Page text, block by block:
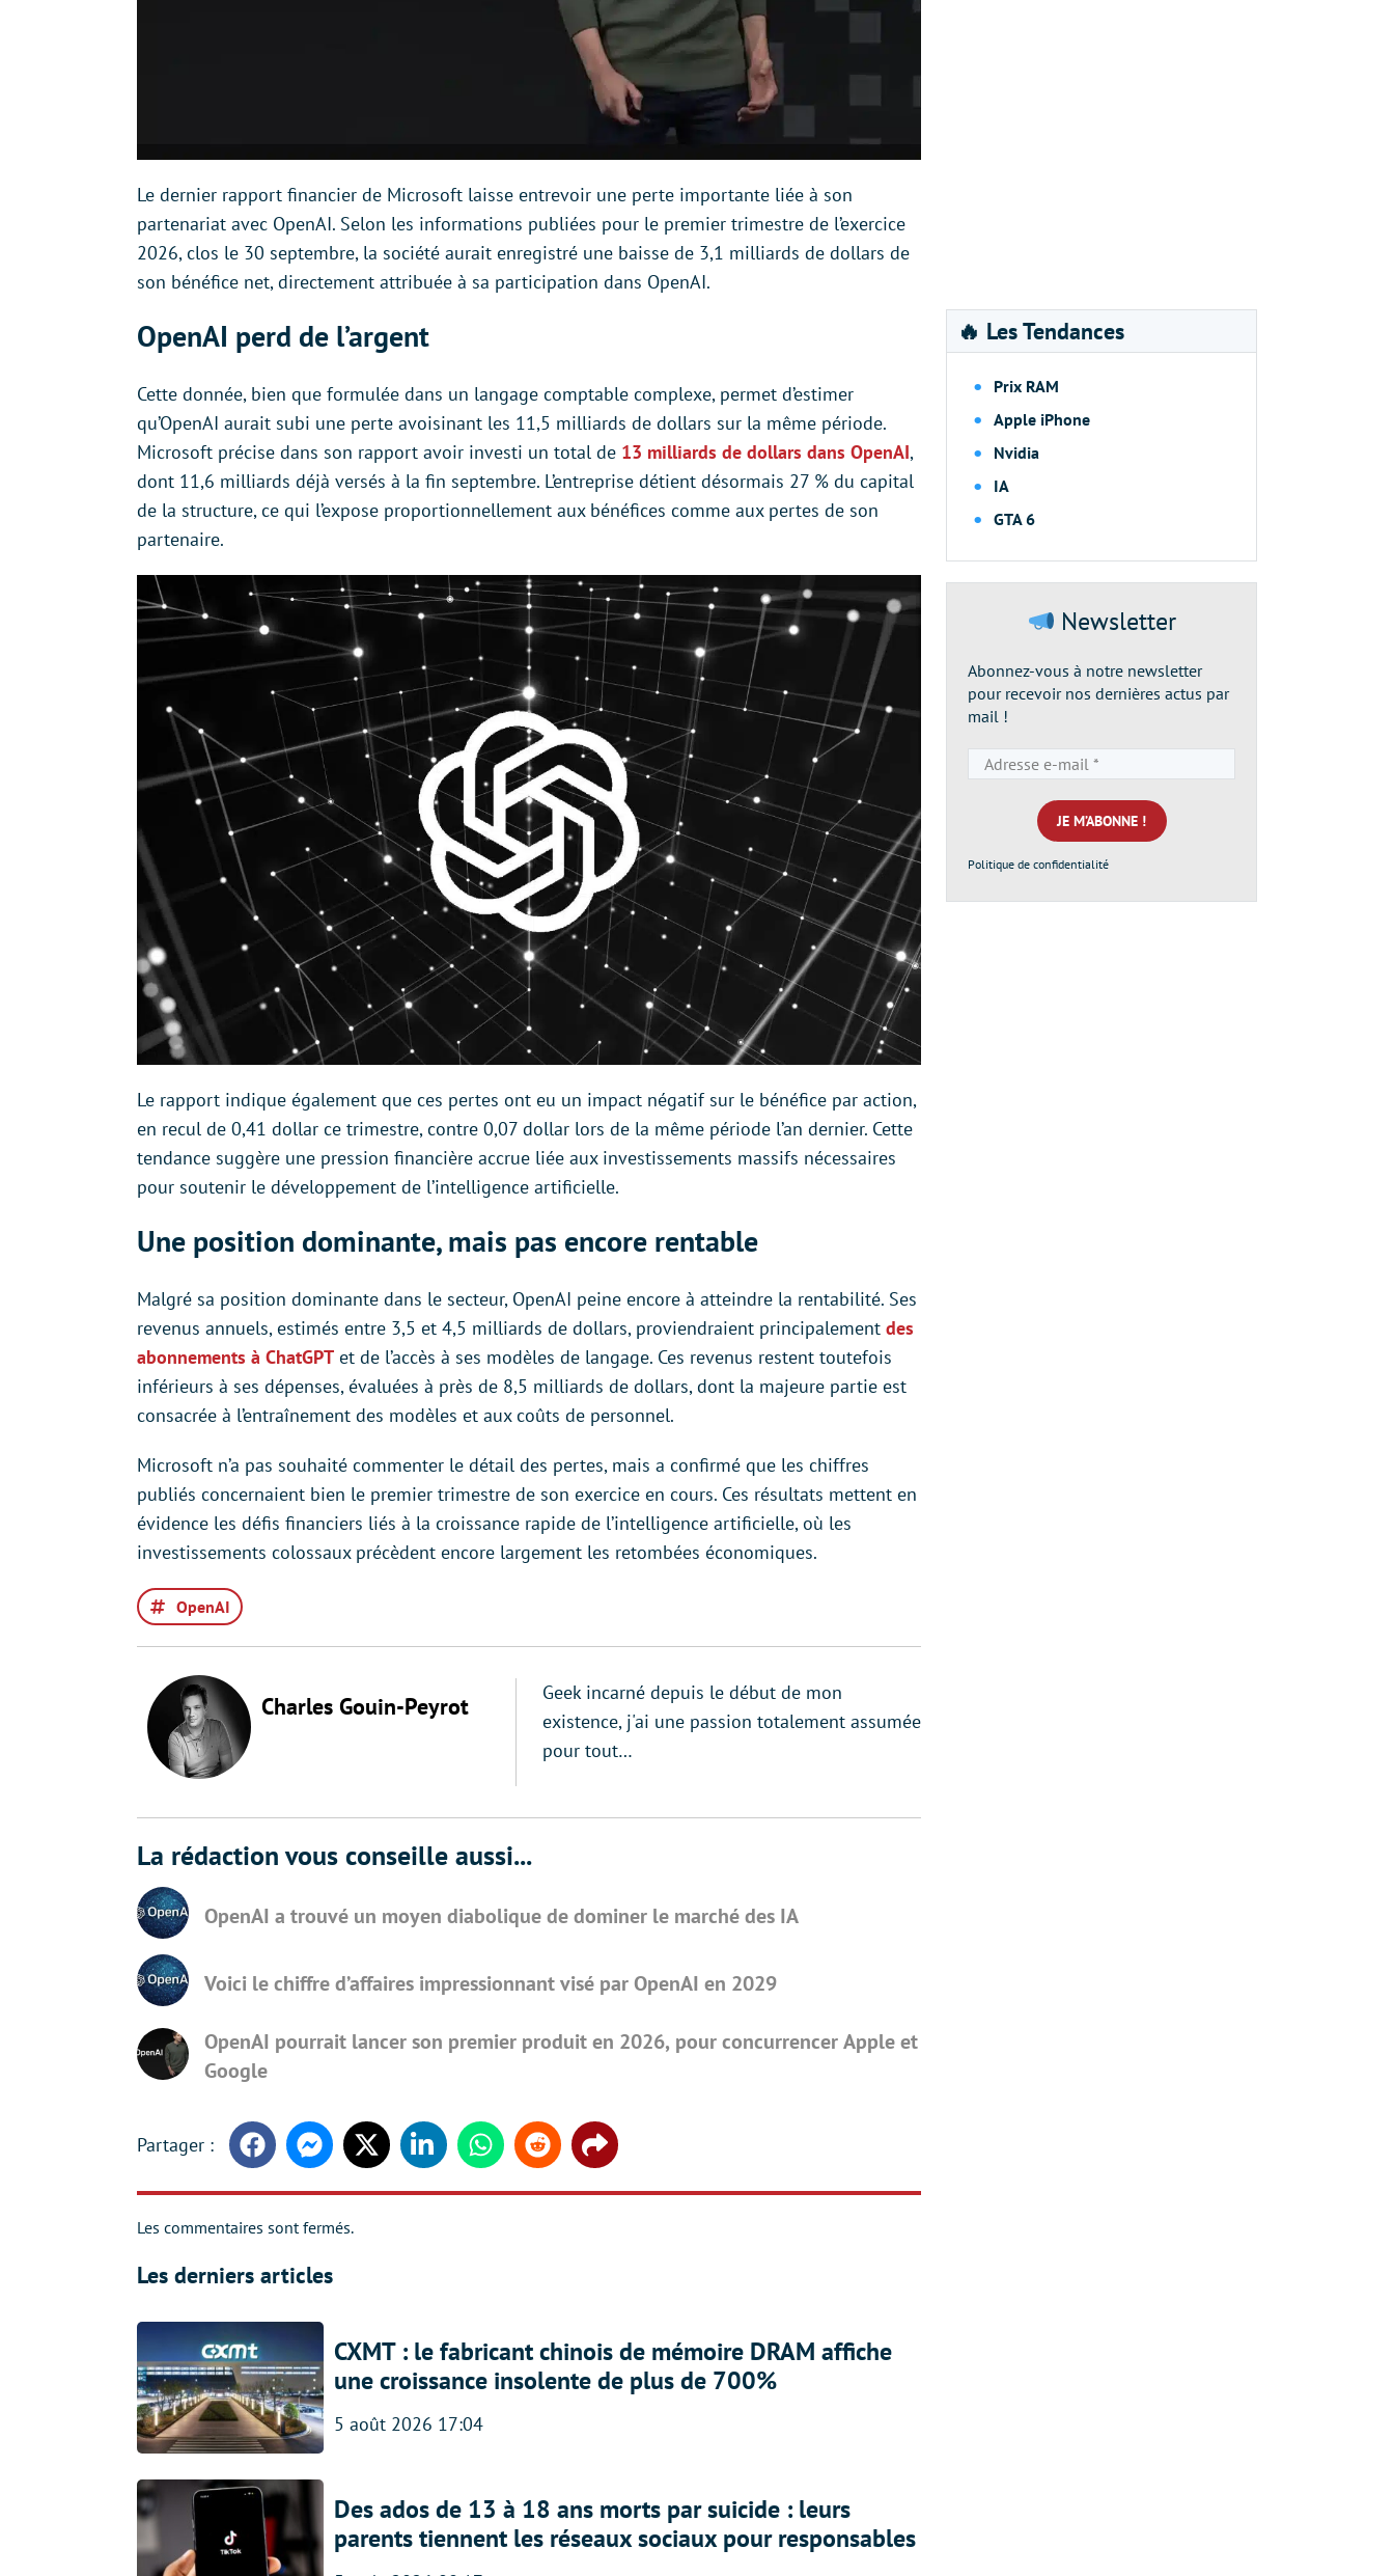
Le dernier rapport financier de Microsoft laisse entrevoir une perte importante liée à son
partenariat avec OpenAI. Selon les informations publiées pour le premier trimestre de l’exercice
2026, clos le 30 septembre, la société aurait enregistré une baisse de 3,1 milliards de dollars de
son bénéfice net, directement attribuée à sa participation dans OpenAI.
OpenAI perd de l’argent
Cette donnée, bien que formulée dans un langage comptable complexe, permet d’estimer
qu’OpenAI aurait subi une perte avoisinant les 11,5 milliards de dollars sur la même période.
Microsoft précise dans son rapport avoir investi un total de 13 milliards de dollars dans OpenAI,
dont 11,6 milliards déjà versés à la fin septembre. L’entreprise détient désormais 27 % du capital
de la structure, ce qui l’expose proportionnellement aux bénéfices comme aux pertes de son
partenaire.
Le rapport indique également que ces pertes ont eu un impact négatif sur le bénéfice par action,
en recul de 0,41 dollar ce trimestre, contre 0,07 dollar lors de la même période l’an dernier. Cette
tendance suggère une pression financière accrue liée aux investissements massifs nécessaires
pour soutenir le développement de l’intelligence artificielle.
Une position dominante, mais pas encore rentable
Malgré sa position dominante dans le secteur, OpenAI peine encore à atteindre la rentabilité. Ses
revenus annuels, estimés entre 3,5 et 4,5 milliards de dollars, proviendraient principalement des
abonnements à ChatGPT et de l’accès à ses modèles de langage. Ces revenus restent toutefois
inférieurs à ses dépenses, évaluées à près de 8,5 milliards de dollars, dont la majeure partie est
consacrée à l’entraînement des modèles et aux coûts de personnel.
Microsoft n’a pas souhaité commenter le détail des pertes, mais a confirmé que les chiffres
publiés concernaient bien le premier trimestre de son exercice en cours. Ces résultats mettent en
évidence les défis financiers liés à la croissance rapide de l’intelligence artificielle, où les
investissements colossaux précèdent encore largement les retombées économiques.
OpenAI
Charles Gouin-Peyrot
Geek incarné depuis le début de mon
existence, j'ai une passion totalement assumée
pour tout…
La rédaction vous conseille aussi...
OpenAI a trouvé un moyen diabolique de dominer le marché des IA
Voici le chiffre d’affaires impressionnant visé par OpenAI en 2029
OpenAI pourrait lancer son premier produit en 2026, pour concurrencer Apple et
Google
FacebookMessengerTwitter LinkedinWhatsappReddit Share
Les commentaires sont fermés.
Les derniers articles
CXMT : le fabricant chinois de mémoire DRAM affiche
une croissance insolente de plus de 700%
5 août 2026 17:04
Des ados de 13 à 18 ans morts par suicide : leurs
parents tiennent les réseaux sociaux pour responsables
🔥 Les Tendances
Prix RAM
Apple iPhone
Nvidia
IA
GTA 6
Newsletter
Abonnez-vous à notre newsletter
pour recevoir nos dernières actus par
mail !
e-
mail
*
Politique de confidentialité